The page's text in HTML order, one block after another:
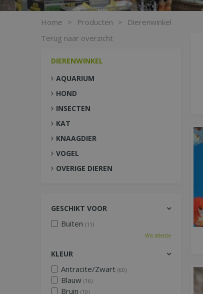
Home > Producten > Dierenwinkel
Terug naar overzicht
DIERENWINKEL
AQUARIUM
HOND
INSECTEN
KAT
KNAAGDIER
VOGEL
OVERIGE DIEREN
GESCHIKT VOOR
Buiten (11)
Wis selectie
KLEUR
Antracite/Zwart (60)
Blauw (16)
Bruin (10)